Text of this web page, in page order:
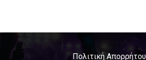
Πολιτική Απορρήτου